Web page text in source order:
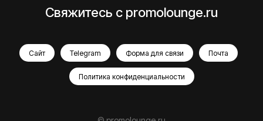
Свяжитесь с promolounge.ru
Сайт Telegram Форма для связи Почта
Политика конфиденциальности